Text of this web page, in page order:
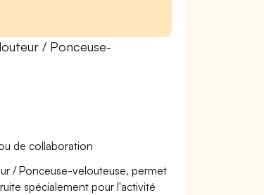
/ Ponceuse-
de collaboration
/ Ponceuse-velouteuse, permet
spécialement pour l'activité